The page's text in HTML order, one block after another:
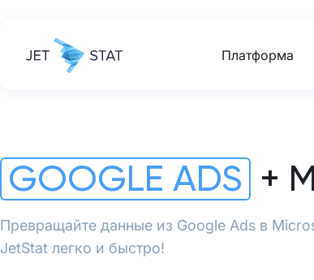
Платформа
GOOGLE ADS +
Превращайте данные из Google Ads в
JetStat легко и быстро!